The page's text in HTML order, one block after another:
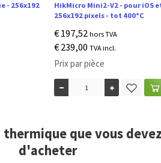
- 256x192
HikMicro Mini2-V2 - pour iOS
256x192 pixels - tot 400°C
€ 197,52 hors TVA
€ 239,00 TVA incl.
Prix par pièce
que vous
d'acheter